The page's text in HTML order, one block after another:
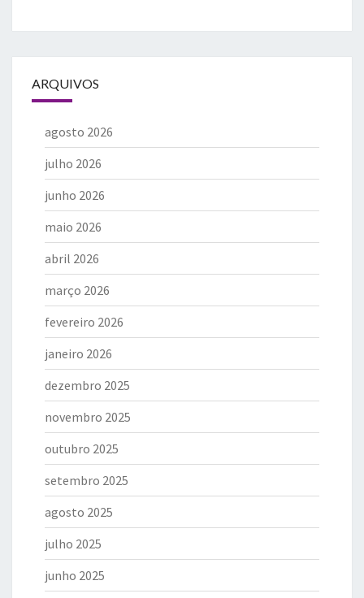
ARQUIVOS
agosto 2026
julho 2026
junho 2026
maio 2026
abril 2026
março 2026
fevereiro 2026
janeiro 2026
dezembro 2025
novembro 2025
outubro 2025
setembro 2025
agosto 2025
julho 2025
junho 2025